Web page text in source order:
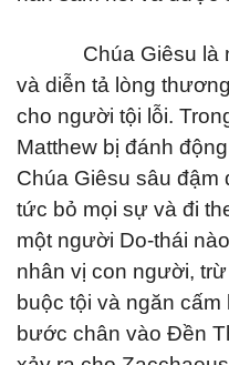
Chúa Giêsu là
và diễn tả lòng
cho người tội lỗi.
Matthew bị đánh
Chúa Giêsu sâu đậm
tức bỏ mọi sự và đi
một người Do-thái
nhân vị con người,
buộc tội và ngăn
bước chân vào Đền